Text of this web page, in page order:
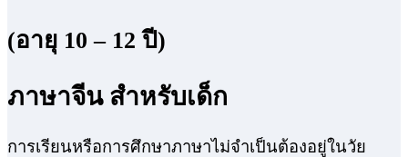
(อายุ 10 – 12 ปี)
ภาษาจีน สำหรับเด็ก
การเรียนหรือการศึกษาภาษาไม่จำเป็นต้องอยู่ในวัย